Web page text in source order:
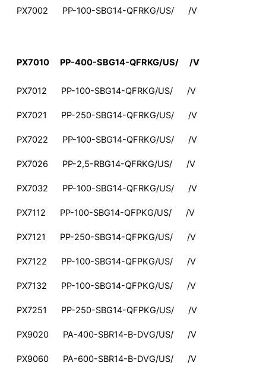
PX7002 PP-100-SBG14-QFRKG/US/ /V
PX7010 PP-400-SBG14-QFRKG/US/ /V
PX7012 PP-100-SBG14-QFRKG/US/ /V
PX7021 PP-250-SBG14-QFRKG/US/ /V
PX7022 PP-100-SBG14-QFRKG/US/ /V
PX7026 PP-2,5-RBG14-QFRKG/US/ /V
PX7032 PP-100-SBG14-QFRKG/US/ /V
PX7112 PP-100-SBG14-QFPKG/US/ /V
PX7121 PP-250-SBG14-QFPKG/US/ /V
PX7122 PP-100-SBG14-QFPKG/US/ /V
PX7132 PP-100-SBG14-QFPKG/US/ /V
PX7251 PP-250-SBG14-QFPKG/US/ /V
PX9020 PA-400-SBR14-B-DVG/US/ /V
PX9060 PA-600-SBR14-B-DVG/US/ /V